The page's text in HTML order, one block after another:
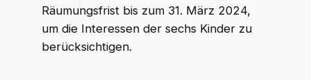
Räumungsfrist bis zum 31. März 2024,
um die Interessen der sechs Kinder zu
berücksichtigen.